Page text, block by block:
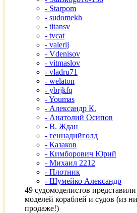
- Starpom
- sudomekh
- titansv
- tvcat
- valerij
- Vdenisov
- vitmaslov
- vladru71
- welaton
- ybrjkfq
- Youmas
- Александр К.
- Анатолий Осипов
- В. Ждан
- геннадийголд
- Казаков
- Кимборович Юрий
- Михаил 2212
- Плотник
- Шумейко Александр
49 судомоделистов
моделей кораблей и судов (из
продаже!)